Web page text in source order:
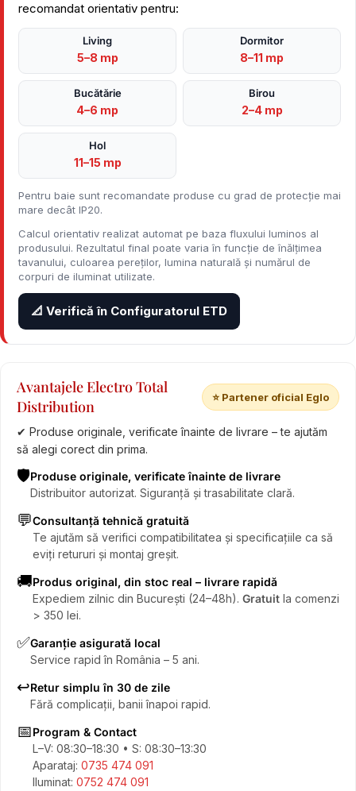
recomandat orientativ pentru:
Living
5–8 mp
Dormitor
8–11 mp
Bucătărie
4–6 mp
Birou
2–4 mp
Hol
11–15 mp
Pentru baie sunt recomandate produse cu grad de protecție mai
mare decât IP20.
Calcul orientativ realizat automat pe baza fluxului luminos al
produsului. Rezultatul final poate varia în funcție de înălțimea
tavanului, culoarea pereților, lumina naturală și numărul de
corpuri de iluminat utilizate.
📐 Verifică în Configuratorul ETD
Avantajele Electro Total
Distribution
⭐ Partener oficial Eglo
✔ Produse originale, verificate înainte de livrare – te ajutăm
să alegi corect din prima.
🛡️Produse originale, verificate înainte de livrare
Distribuitor autorizat. Siguranță și trasabilitate clară.
💬Consultanță tehnică gratuită
Te ajutăm să verifici compatibilitatea și specificațiile ca să
eviți retururi și montaj greșit.
🚚Produs original, din stoc real – livrare rapidă
Expediem zilnic din București (24–48h). Gratuit la comenzi
> 350 lei.
✅Garanție asigurată local
Service rapid în România – 5 ani.
↩️Retur simplu în 30 de zile
Fără complicații, banii înapoi rapid.
📅Program & Contact
L–V: 08:30–18:30 • S: 08:30–13:30
Aparataj: 0735 474 091
Iluminat: 0752 474 091